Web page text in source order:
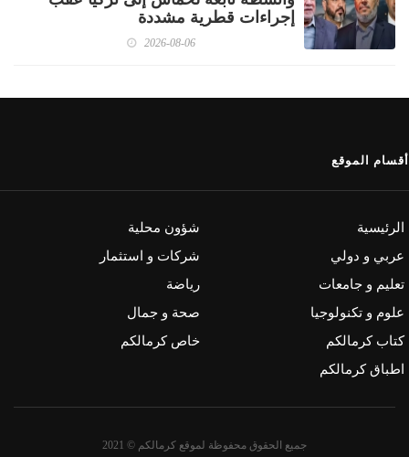
إجراءات قطرية مشددة
2026-08-06
أقسام الموقع
الرئيسية
شؤون محلية
عربي و دولي
شركات و استثمار
تعليم و جامعات
رياضة
علوم و تكنولوجيا
صحة و جمال
كتاب كرمالكم
خاص كرمالكم
اطباق كرمالكم
جميع الحقوق محفوظة لموقع كرمالكم © 2021